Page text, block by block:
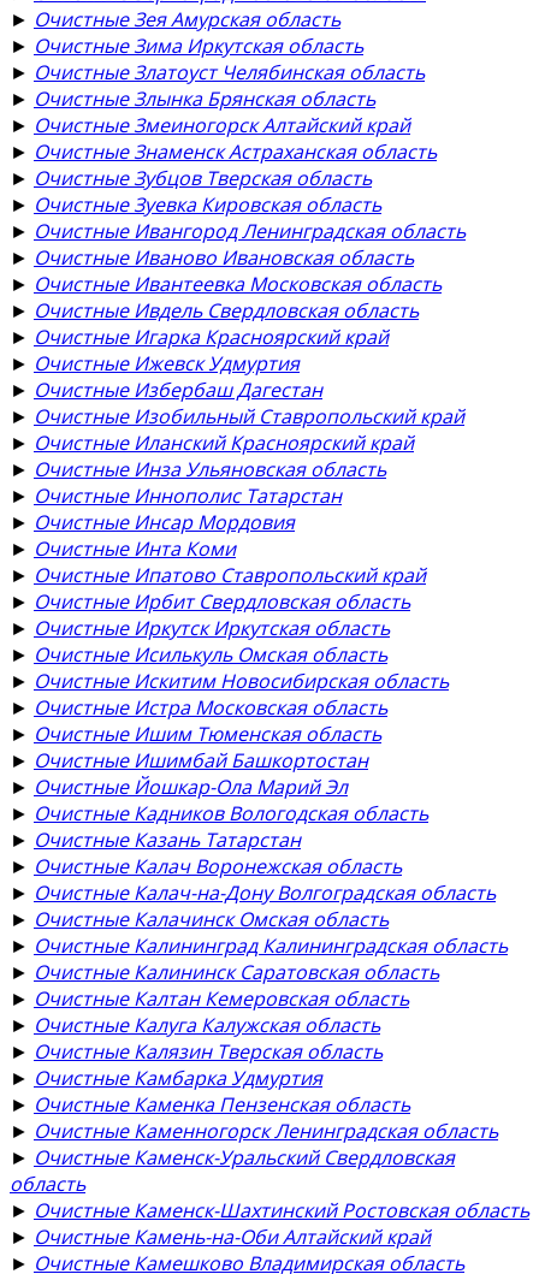
► Очистные Зея Амурская область
► Очистные Зима Иркутская область
► Очистные Златоуст Челябинская область
► Очистные Злынка Брянская область
► Очистные Змеиногорск Алтайский край
► Очистные Знаменск Астраханская область
► Очистные Зубцов Тверская область
► Очистные Зуевка Кировская область
► Очистные Ивангород Ленинградская область
► Очистные Иваново Ивановская область
► Очистные Ивантеевка Московская область
► Очистные Ивдель Свердловская область
► Очистные Игарка Красноярский край
► Очистные Ижевск Удмуртия
► Очистные Избербаш Дагестан
► Очистные Изобильный Ставропольский край
► Очистные Иланский Красноярский край
► Очистные Инза Ульяновская область
► Очистные Иннополис Татарстан
► Очистные Инсар Мордовия
► Очистные Инта Коми
► Очистные Ипатово Ставропольский край
► Очистные Ирбит Свердловская область
► Очистные Иркутск Иркутская область
► Очистные Исилькуль Омская область
► Очистные Искитим Новосибирская область
► Очистные Истра Московская область
► Очистные Ишим Тюменская область
► Очистные Ишимбай Башкортостан
► Очистные Йошкар-Ола Марий Эл
► Очистные Кадников Вологодская область
► Очистные Казань Татарстан
► Очистные Калач Воронежская область
► Очистные Калач-на-Дону Волгоградская область
► Очистные Калачинск Омская область
► Очистные Калининград Калининградская область
► Очистные Калининск Саратовская область
► Очистные Калтан Кемеровская область
► Очистные Калуга Калужская область
► Очистные Калязин Тверская область
► Очистные Камбарка Удмуртия
► Очистные Каменка Пензенская область
► Очистные Каменногорск Ленинградская область
► Очистные Каменск-Уральский Свердловская
область
► Очистные Каменск-Шахтинский Ростовская область
► Очистные Камень-на-Оби Алтайский край
► Очистные Камешково Владимирская область